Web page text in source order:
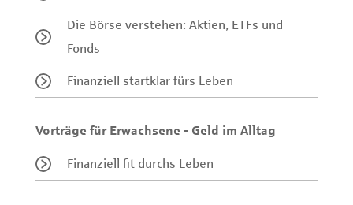
Die Börse verstehen: Aktien, ETFs und
Fonds
Finanziell startklar fürs Leben
Vorträge für Erwachsene - Geld im Alltag
Finanziell fit durchs Leben